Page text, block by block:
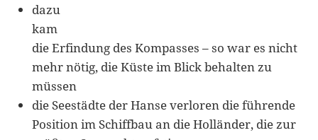
dazu
kam
die Erfindung des Kompasses – so war es nicht
mehr nötig, die Küste im Blick behalten zu
müssen
die Seestädte der Hanse verloren die führende
Position im Schiffbau an die Holländer, die zur